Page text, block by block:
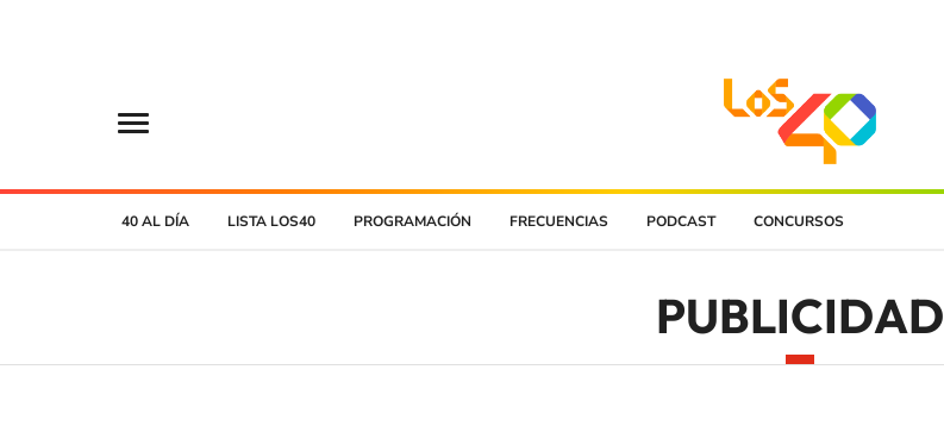
40 AL DÍA LISTA LOS40 PROGRAMACIÓN FRECUENCIAS PODCAST CONCURSOS
PUBLICIDAD